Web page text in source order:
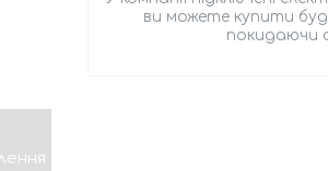
ви можете купити
покидаючи